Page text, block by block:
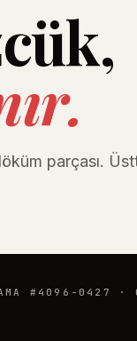
parçası.
#4096-0427 ·